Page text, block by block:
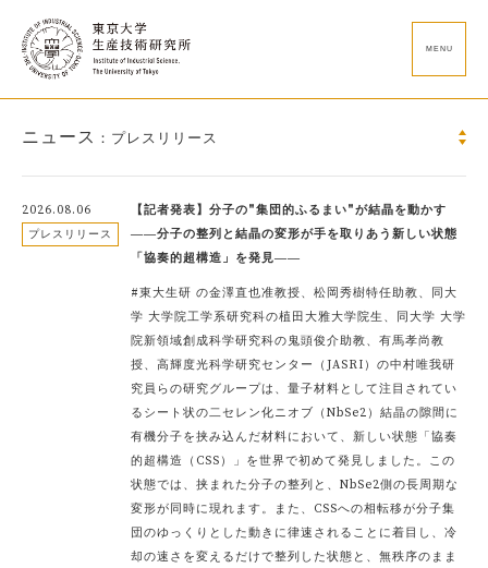
MENU
ニュース ：プレスリリース
2026.08.06
プレスリリース
【記者発表】分子の"集団的ふるまい"が結晶を動かす
――分子の整列と結晶の変形が手を取りあう新しい状態
「協奏的超構造」を発見――
#東大生研 の金澤直也准教授、松岡秀樹特任助教、同大
学 大学院工学系研究科の植田大雅大学院生、同大学 大学
院新領域創成科学研究科の鬼頭俊介助教、有馬孝尚教
授、高輝度光科学研究センター（JASRI）の中村唯我研
究員らの研究グループは、量子材料として注目されてい
るシート状の二セレン化ニオブ（NbSe2）結晶の隙間に
有機分子を挟み込んだ材料において、新しい状態「協奏
的超構造（CSS）」を世界で初めて発見しました。この
状態では、挟まれた分子の整列と、NbSe2側の長周期な
変形が同時に現れます。また、CSSへの相転移が分子集
団のゆっくりとした動きに律速されることに着目し、冷
却の速さを変えるだけで整列した状態と、無秩序のまま